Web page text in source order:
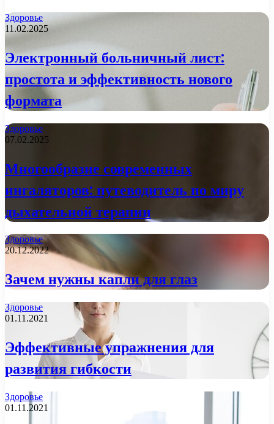
Здоровье
11.02.2025
Электронный больничный лист:
простота и эффективность нового
формата
Здоровье
07.02.2025
Многообразие современных
ингаляторов: путеводитель по миру
дыхательной терапии
Здоровье
20.12.2022
Зачем нужны капли для глаз
Здоровье
01.11.2021
Эффективные упражнения для
развития гибкости
Здоровье
01.11.2021